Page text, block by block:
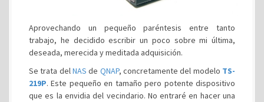
Aprovechando un pequeño paréntesis entre tanto
trabajo, he decidido escribir un poco sobre mi última,
deseada, merecida y meditada adquisición.
Se trata delNAS de QNAP, concretamente del modelo TS-
219P. Este pequeño en tamaño pero potente dispositivo
que es la envidia del vecindario. No entraré en hacer una